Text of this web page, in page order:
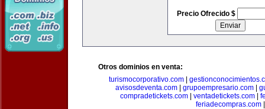
Precio Ofrecido $
Otros dominios en venta:
turismocorporativo.com
avisosdeventa.com| grupoempresario.com|
compradetickets.com| ventadetickets.com|
feriadecompras.com|